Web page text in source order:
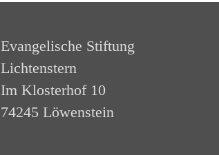
Evangelische Stiftung
Lichtenstern
Im Klosterhof 10
74245 Löwenstein